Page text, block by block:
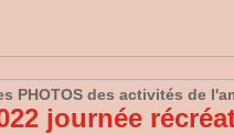
PHOTOS des activités de
journée